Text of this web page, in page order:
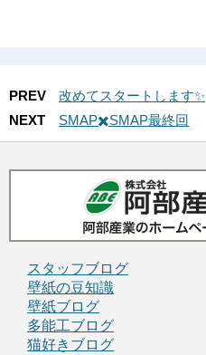
PREV
改めてスタートします✨
NEXT
SMAP✖️SMAP最終回
スタッフブログ
壁紙の豆知識
壁紙ブログ
多能工ブログ
猫好きブログ